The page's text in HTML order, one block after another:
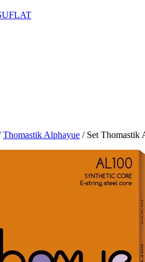
Thomastik Alphayue / Set Thomastik